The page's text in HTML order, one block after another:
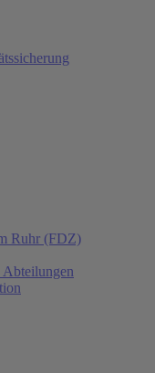
Ruhr (FDZ)